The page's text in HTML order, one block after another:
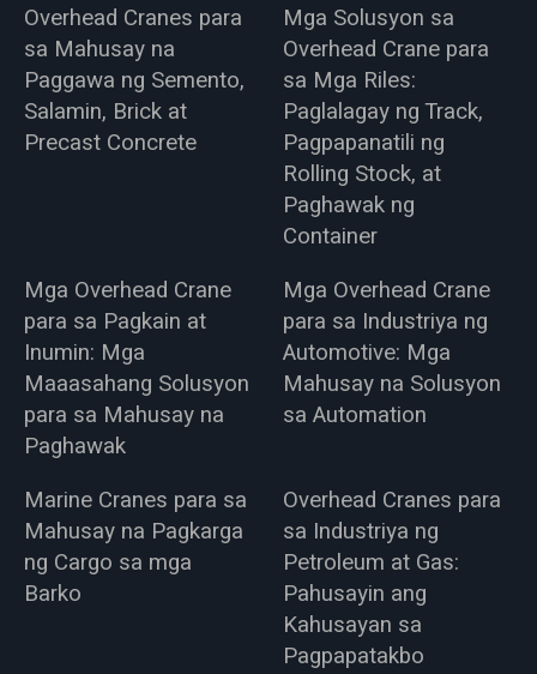
Overhead Cranes para
sa Mahusay na
Paggawa ng Semento,
Salamin, Brick at
Precast Concrete
Mga Solusyon sa
Overhead Crane para
sa Mga Riles:
Paglalagay ng Track,
Pagpapanatili ng
Rolling Stock, at
Paghawak ng
Container
Mga Overhead Crane
para sa Pagkain at
Inumin: Mga
Maaasahang Solusyon
para sa Mahusay na
Paghawak
Mga Overhead Crane
para sa Industriya ng
Automotive: Mga
Mahusay na Solusyon
sa Automation
Marine Cranes para sa
Mahusay na Pagkarga
ng Cargo sa mga
Barko
Overhead Cranes para
sa Industriya ng
Petroleum at Gas:
Pahusayin ang
Kahusayan sa
Pagpapatakbo